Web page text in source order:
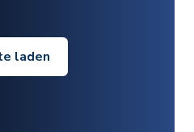
laden